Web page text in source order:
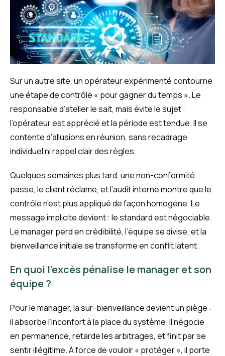
Sur un autre site, un opérateur expérimenté contourne
une étape de contrôle « pour gagner du temps ». Le
responsable d’atelier le sait, mais évite le sujet :
l’opérateur est apprécié et la période est tendue. Il se
contente d’allusions en réunion, sans recadrage
individuel ni rappel clair des règles.
Quelques semaines plus tard, une non-conformité
passe, le client réclame, et l’audit interne montre que le
contrôle n’est plus appliqué de façon homogène. Le
message implicite devient : le standard est négociable.
Le manager perd en crédibilité, l’équipe se divise, et la
bienveillance initiale se transforme en conflit latent.
En quoi l’excès pénalise le manager et son
équipe ?
Pour le manager, la sur-bienveillance devient un piège :
il absorbe l’inconfort à la place du système. Il négocie
en permanence, retarde les arbitrages, et finit par se
sentir illégitime. À force de vouloir « protéger », il porte